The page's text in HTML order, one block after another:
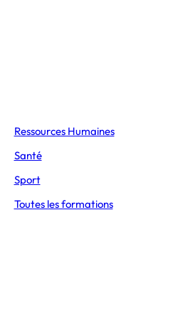
L’Express Éducation
Masters
Ressources Humaines
Santé
Sport
Toutes les formations